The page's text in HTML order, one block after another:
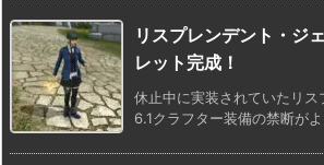
リスプレンデント・ジ
レット完成！
休止中に実装されていたリス
6.1クラフター装備の禁断が